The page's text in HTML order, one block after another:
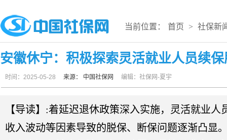
当前位置： 首页 > 社保新
安徽休宁：积极探索灵活就业人员续
时间：2025-05-28 来源： 中国社保网 编辑：社保网-夏宇
【导读】:着延迟退休政策深入实施，灵活就业人
收入波动等因素导致的脱保、断保问题逐渐凸显